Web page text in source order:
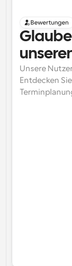
Bewertungen
Unsere
Entdecken